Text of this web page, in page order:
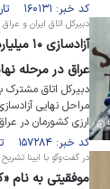
کد خبر: ۱۶۰۱۳۱ تاریخ انتشار : ۱۴۰۲/۱۱/۱۶
دبیرکل اتاق ایران و عراق
عراق در مرحله
دبیرکل اتاق مشترک
ارزی کشورمان در
کد خبر: ۱۵۷۲۸۴ تاریخ انتشار : ۱۴۰۲/۰۸/۲۳
در گفت‌وگو با ایبنا
موفقیتی به